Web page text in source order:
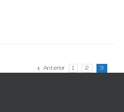
Anterior 1 2 3